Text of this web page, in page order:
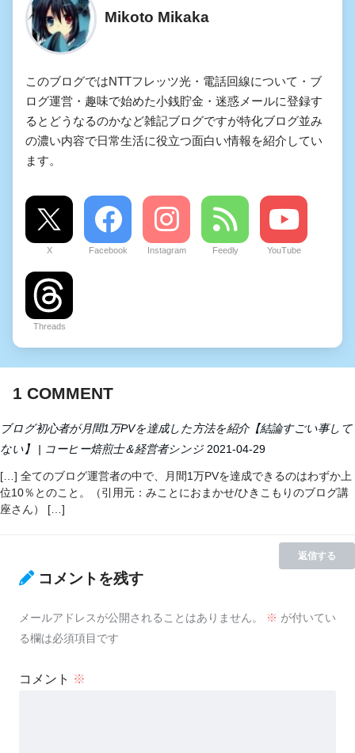
Mikoto Mikaka
このブログではNTTフレッツ光・電話回線について・ブ
ログ運営・趣味で始めた小銭貯金・迷惑メールに登録す
るとどうなるのかなど雑記ブログですが特化ブログ並み
の濃い内容で日常生活に役立つ面白い情報を紹介してい
ます。
X Facebook Instagram Feedly YouTube
Threads
1 COMMENT
ブログ初心者が月間1万PVを達成した方法を紹介【結論すごい事して
ない】 | コーヒー焙煎士＆経営者シンジ 2021-04-29
[…] 全てのブログ運営者の中で、月間1万PVを達成できるのはわずか上
位10％とのこと。（引用元：みことにおまかせ/ひきこもりのブログ講
座さん） […]
返信する
コメントを残す
メールアドレスが公開されることはありません。 ※ が付いてい
る欄は必須項目です
コメント ※